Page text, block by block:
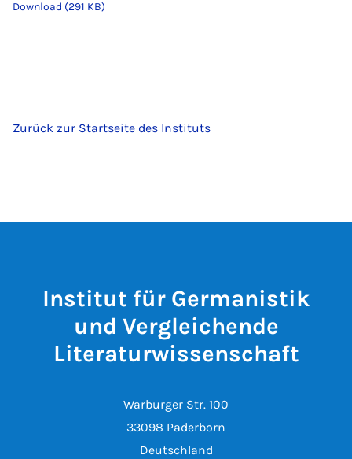
Download (291 KB)
Zurück zur Startseite des Instituts
Institut für Germanistik
und Vergleichende
Literaturwissenschaft
Warburger Str. 100
33098 Paderborn
Deutschland